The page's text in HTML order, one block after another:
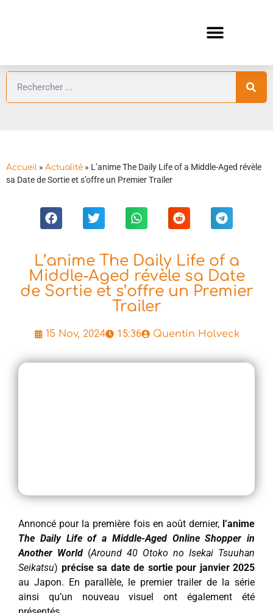
Accueil » Actualité » L’anime The Daily Life of a Middle-Aged révèle
sa Date de Sortie et s’offre un Premier Trailer
L’anime The Daily Life of a
Middle-Aged révèle sa Date
de Sortie et s’offre un Premier
Trailer
15 Nov, 2024 15:36 Quentin Holveck
Annoncé pour la première fois en août dernier, l’anime
The Daily Life of a Middle-Aged Online Shopper in
Another World (Around 40 Otoko no Isekai Tsuuhan
Seikatsu) précise sa date de sortie pour janvier 2025
au Japon. En parallèle, le premier trailer de la série
ainsi qu’un nouveau visuel ont également été